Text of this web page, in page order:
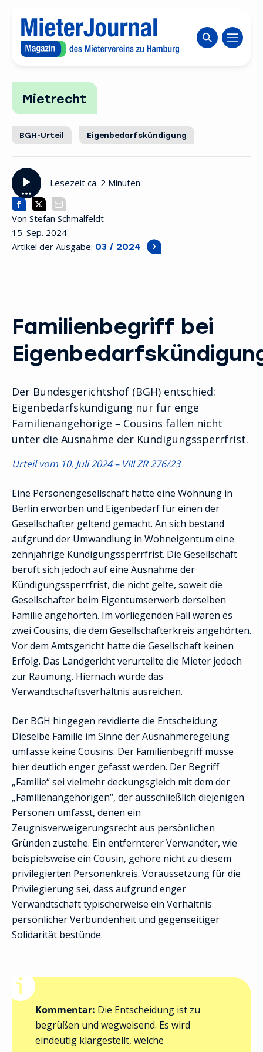
Website
Mietrecht
BGH-Urteil Eigenbedarfskündigung
Lesezeit ca. 2 Minuten
Von Stefan Schmalfeldt
15. Sep. 2024
Artikel der Ausgabe: 03 / 2024
Familienbegriff bei
Der Bundesgerichtshof (BGH) entschied:
Eigenbedarfskündigung nur für enge
Familienangehörige – Cousins fallen nicht
unter die Ausnahme der Kündigungssperrfrist.
Urteil vom 10. Juli 2024 – VIII ZR 276/23
Eine Personengesellschaft hatte eine Wohnung in
Berlin erworben und Eigenbedarf für einen der
Gesellschafter geltend gemacht. An sich bestand
aufgrund der Umwandlung in Wohneigentum eine
zehnjährige Kündigungssperrfrist. Die Gesellschaft
beruft sich jedoch auf eine Ausnahme der
Kündigungssperrfrist, die nicht gelte, soweit die
Gesellschafter beim Eigentumserwerb derselben
Familie angehörten. Im vorliegenden Fall waren es
zwei Cousins, die dem Gesellschafterkreis angehörten.
Vor dem Amtsgericht hatte die Gesellschaft keinen
Erfolg. Das Landgericht verurteilte die Mieter jedoch
zur Räumung. Hiernach würde das
Verwandtschaftsverhältnis ausreichen.
Der BGH hingegen revidierte die Entscheidung.
Dieselbe Familie im Sinne der Ausnahmeregelung
umfasse keine Cousins. Der Familienbegriff müsse
hier deutlich enger gefasst werden. Der Begriff
„Familie“ sei vielmehr deckungsgleich mit dem der
„Familienangehörigen“, der ausschließlich diejenigen
Personen umfasst, denen ein
Zeugnisverweigerungsrecht aus persönlichen
Gründen zustehe. Ein entfernterer Verwandter, wie
beispielsweise ein Cousin, gehöre nicht zu diesem
privilegierten Personenkreis. Voraussetzung für die
Privilegierung sei, dass aufgrund enger
Verwandtschaft typischerweise ein Verhältnis
persönlicher Verbundenheit und gegenseitiger
Solidarität bestünde.
Kommentar: Die Entscheidung ist zu
begrüßen und wegweisend. Es wird
eindeutig klargestellt, welche